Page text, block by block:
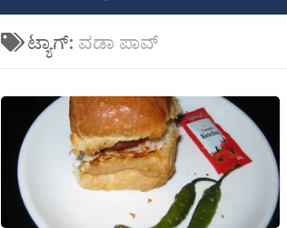
ಟ್ಯಾಗ್: ವಡಾ ಪಾವ್